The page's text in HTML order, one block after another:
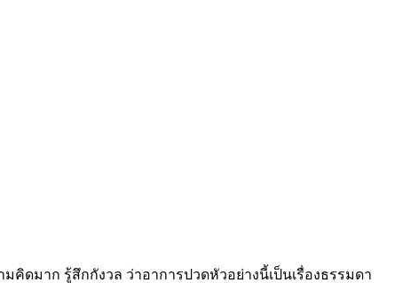
คิดมาก รู้สึกกังวล ว่าอาการปวดหัวอย่างนี้เป็นเรื่องธรรมดา